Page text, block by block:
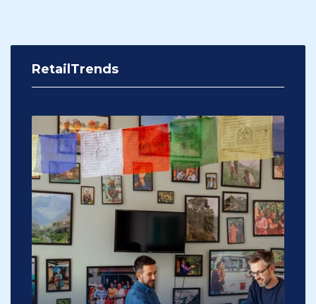
RetailTrends